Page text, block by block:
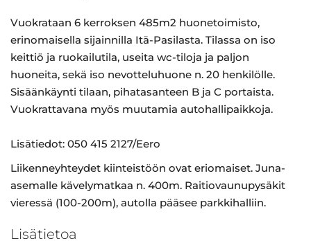
Vuokrataan 6 kerroksen 485m2 huonetoimisto,
erinomaisella sijainnilla Itä-Pasilasta. Tilassa on iso
keittiö ja ruokailutila, useita wc-tiloja ja paljon
huoneita, sekä iso nevotteluhuone n. 20 henkilölle.
Sisäänkäynti tilaan, pihatasanteen B ja C portaista.
Vuokrattavana myös muutamia autohallipaikkoja.
Lisätiedot: 050 415 2127/Eero
Liikenneyhteydet kiinteistöön ovat eriomaiset. Juna-
asemalle kävelymatkaa n. 400m. Raitiovaunupysäkit
vieressä (100-200m), autolla pääsee parkkihalliin.
Lisätietoa